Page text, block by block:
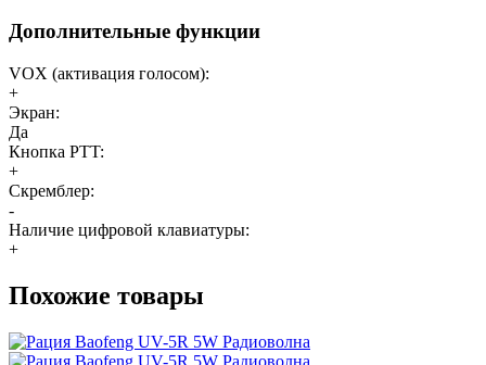
Дополнительные функции
VOX (активация голосом):
+
Экран:
Да
Кнопка PTT:
+
Скремблер:
-
Наличие цифровой клавиатуры:
+
Похожие товары